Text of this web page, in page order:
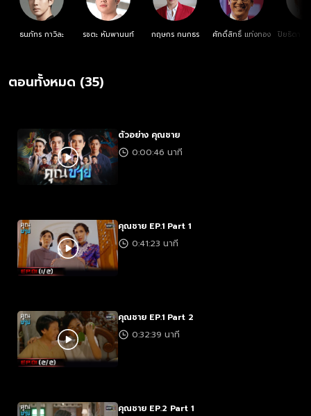
ธนภัทร กาวิละ รชตะ หัมพานนท์ กฤษกร กนกธร ศักดิ์สิทธิ์ แท่งทอง ปิยธิดา มิ
ตอนทั้งหมด (35)
ตัวอย่าง คุณชาย​
0:00:46 นาที
คุณชาย EP.1 Part 1
0:41:23 นาที
คุณชาย EP.1 Part 2
0:32:39 นาที
คุณชาย EP.2 Part 1